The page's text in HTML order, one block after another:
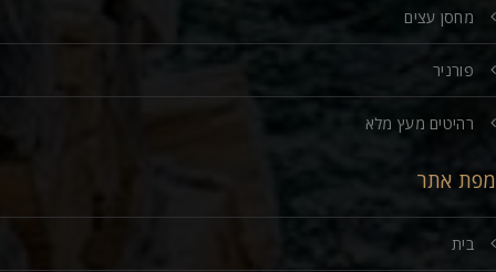
מחסן עצים
פורניר
רהיטים מעץ מלא
מפת אתר
בית